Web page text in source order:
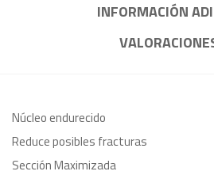
INFORMACIÓN
Núcleo endurecido
Reduce posibles fracturas
Sección Maximizada